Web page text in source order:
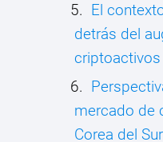
El
detrás del
criptoactivos
mercado de
Corea del Sur